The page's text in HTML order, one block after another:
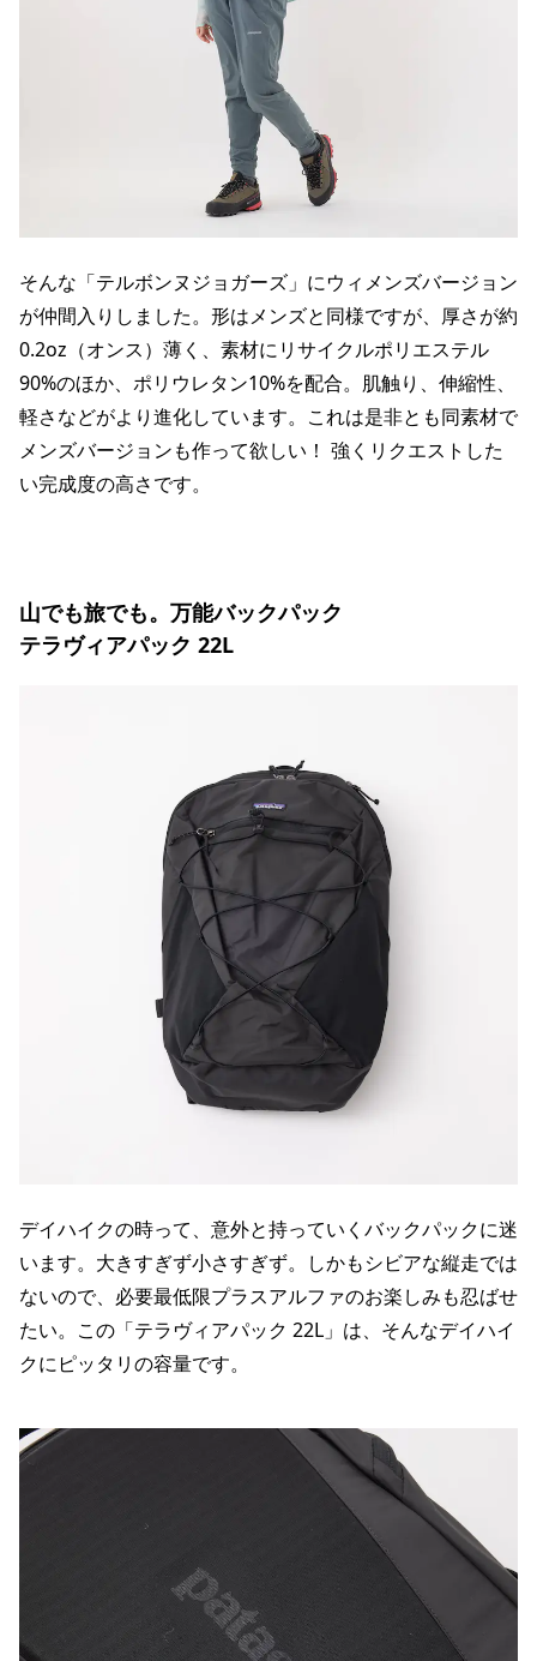
そんな「テルボンヌジョガーズ」にウィメンズバージョン
が仲間入りしました。形はメンズと同様ですが、厚さが約
0.2oz（オンス）薄く、素材にリサイクルポリエステル
90%のほか、ポリウレタン10%を配合。肌触り、伸縮性、
軽さなどがより進化しています。これは是非とも同素材で
メンズバージョンも作って欲しい！ 強くリクエストした
い完成度の高さです。
山でも旅でも。万能バックパック
テラヴィアパック 22L
デイハイクの時って、意外と持っていくバックパックに迷
います。大きすぎず小さすぎず。しかもシビアな縦走では
ないので、必要最低限プラスアルファのお楽しみも忍ばせ
たい。この「テラヴィアパック 22L」は、そんなデイハイ
クにピッタリの容量です。